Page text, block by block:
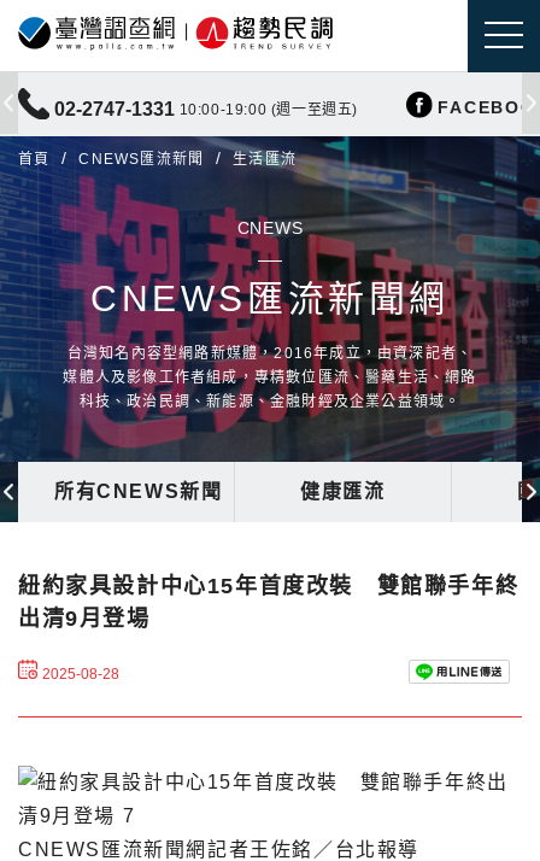
02-2747-1331 10:00-19:00 (週一至週五)
首頁 CNEWS匯流新聞 生活匯流
CNEWS
CNEWS匯流新聞網
台灣知名內容型網路新媒體，2016年成立，由資深記者、
媒體人及影像工作者組成，專精數位匯流、醫藥生活、網路
科技、政治民調、新能源、金融財經及企業公益領域。
所有CNEWS新聞 健康匯流
紐約家具設計中心15年首度改裝 雙館聯手年終
出清9月登場
2025-08-28
CNEWS匯流新聞網記者王佐銘／台北報導